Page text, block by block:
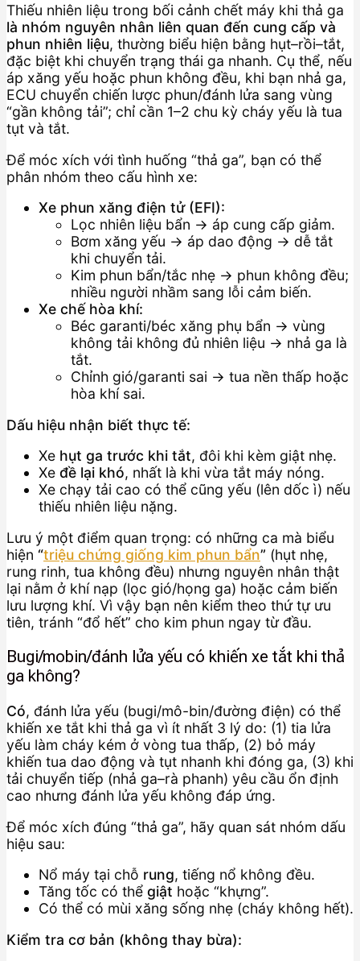
Thiếu nhiên liệu trong bối cảnh chết máy khi thả ga
là nhóm nguyên nhân liên quan đến cung cấp và
phun nhiên liệu, thường biểu hiện bằng hụt–rồi–tắt,
đặc biệt khi chuyển trạng thái ga nhanh. Cụ thể, nếu
áp xăng yếu hoặc phun không đều, khi bạn nhả ga,
ECU chuyển chiến lược phun/đánh lửa sang vùng
“gần không tải”; chỉ cần 1–2 chu kỳ cháy yếu là tua
tụt và tắt.
Để móc xích với tình huống “thả ga”, bạn có thể
phân nhóm theo cấu hình xe:
Xe phun xăng điện tử (EFI):
Lọc nhiên liệu bẩn → áp cung cấp giảm.
Bơm xăng yếu → áp dao động → dễ tắt
khi chuyển tải.
Kim phun bẩn/tắc nhẹ → phun không đều;
nhiều người nhầm sang lỗi cảm biến.
Xe chế hòa khí:
Béc garanti/béc xăng phụ bẩn → vùng
không tải không đủ nhiên liệu → nhả ga là
tắt.
Chỉnh gió/garanti sai → tua nền thấp hoặc
hòa khí sai.
Dấu hiệu nhận biết thực tế:
Xe hụt ga trước khi tắt, đôi khi kèm giật nhẹ.
Xe đề lại khó, nhất là khi vừa tắt máy nóng.
Xe chạy tải cao có thể cũng yếu (lên dốc ì) nếu
thiếu nhiên liệu nặng.
Lưu ý một điểm quan trọng: có những ca mà biểu
hiện “triệu chứng giống kim phun bẩn” (hụt nhẹ,
rung rinh, tua không đều) nhưng nguyên nhân thật
lại nằm ở khí nạp (lọc gió/họng ga) hoặc cảm biến
lưu lượng khí. Vì vậy bạn nên kiểm theo thứ tự ưu
tiên, tránh “đổ hết” cho kim phun ngay từ đầu.
Bugi/mobin/đánh lửa yếu có khiến xe tắt khi thả
ga không?
Có, đánh lửa yếu (bugi/mô-bin/đường điện) có thể
khiến xe tắt khi thả ga vì ít nhất 3 lý do: (1) tia lửa
yếu làm cháy kém ở vòng tua thấp, (2) bỏ máy
khiến tua dao động và tụt nhanh khi đóng ga, (3) khi
tải chuyển tiếp (nhả ga–rà phanh) yêu cầu ổn định
cao nhưng đánh lửa yếu không đáp ứng.
Để móc xích đúng “thả ga”, hãy quan sát nhóm dấu
hiệu sau:
Nổ máy tại chỗ rung, tiếng nổ không đều.
Tăng tốc có thể giật hoặc “khựng”.
Có thể có mùi xăng sống nhẹ (cháy không hết).
Kiểm tra cơ bản (không thay bừa):